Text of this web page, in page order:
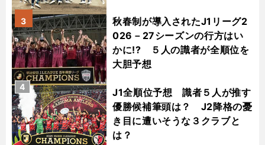
秋春制が導入されたJ1リーグ2
026－27シーズンの行方はい
かに!? ５人の識者が全順位を
大胆予想
3
J1全順位予想 識者５人が推す
優勝候補筆頭は？ J2降格の憂
き目に遭いそうな３クラブと
は？
4